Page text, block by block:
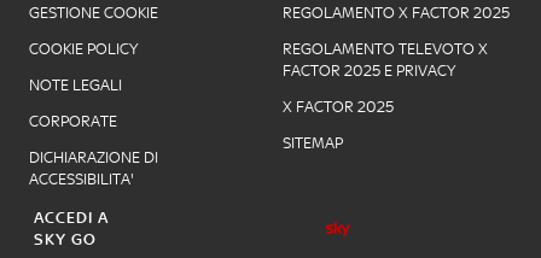
GESTIONE COOKIE
COOKIE POLICY
NOTE LEGALI
CORPORATE
DICHIARAZIONE DI
ACCESSIBILITA'
REGOLAMENTO X FACTOR 2025
REGOLAMENTO TELEVOTO X
FACTOR 2025 E PRIVACY
X FACTOR 2025
SITEMAP
ACCEDI A
SKY GO